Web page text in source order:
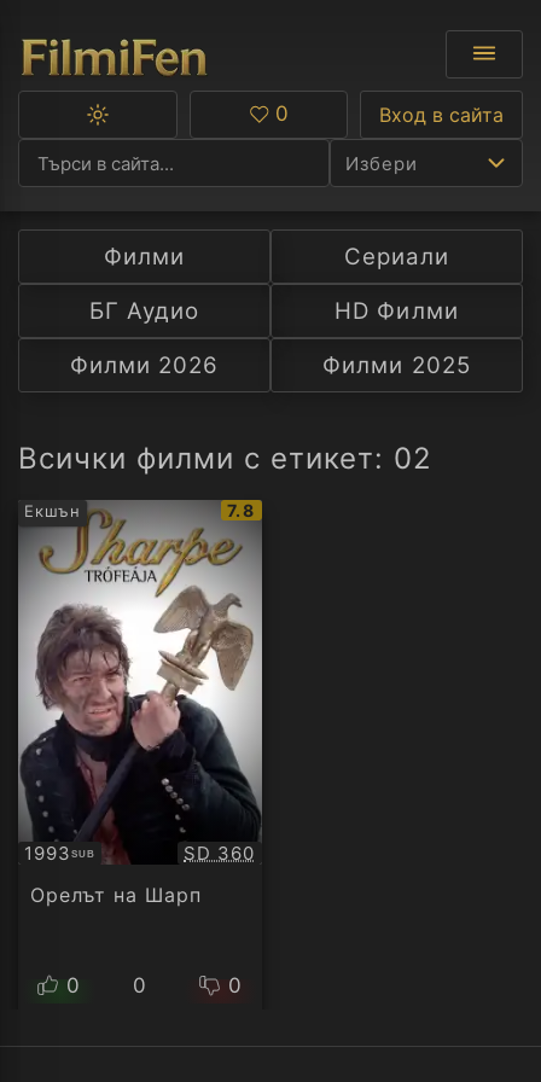
Избери
Ф
С
А
Превключване
тъмна
тема
Любими
0 Вход в сайта
Филми
Сериали
БГ Аудио
HD Филми
Филми 2026
Филми 2025
Всички филми с етикет: 02
Екшън
IMDb
7.8
1993SUB
Субтитри Качество:
SD 360
Орелът на Шарп
0 0 0